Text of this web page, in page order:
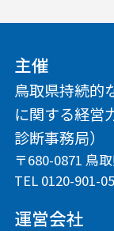
主催
鳥取県持続的
に関する経営
診断事務局）
〒680-0871 鳥
TEL 0120-901-
運営会社